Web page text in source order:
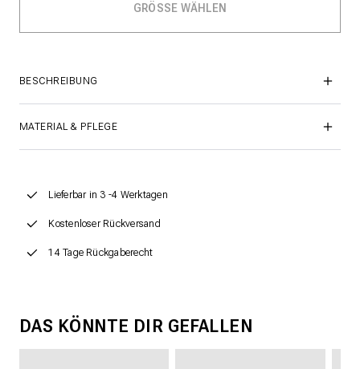
BESCHREIBUNG
MATERIAL & PFLEGE
Lieferbar in 3 -4 Werktagen
Kostenloser Rückversand
14 Tage Rückgaberecht
DAS KÖNNTE DIR GEFALLEN